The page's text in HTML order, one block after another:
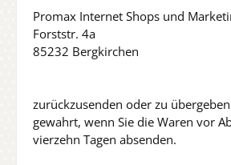
Promax Internet Shops und
Forststr. 4a
85232 Bergkirchen
zurückzusenden oder zu
gewahrt, wenn Sie die Waren vor
vierzehn Tagen absenden.